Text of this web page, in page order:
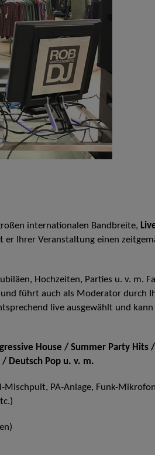
internationalen Bandbreite,
Ihrer Veranstaltung einen
Hochzeiten, Parties u. v. m.
führt auch als Moderator durch
live ausgewählt und kann
House / Summer Party Hits
Deutsch Pop u. v. m.
Mischpult, PA-Anlage, Funk-Mikrofon